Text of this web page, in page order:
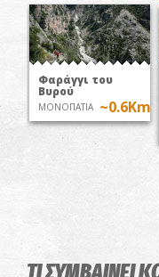
Φαράγγι του
Βυρού
ΜΟΝΟΠΑΤΙΑ ~0.6Km